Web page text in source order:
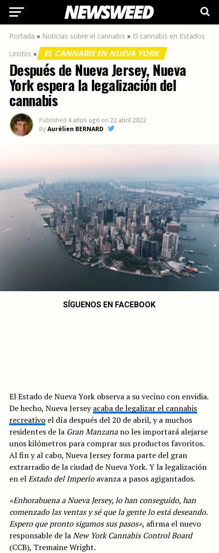
Portada » Noticias sobre el cannabis » El cannabis en Estados
Unidos » EL CANNABIS EN NUEVA YORK
Después de Nueva Jersey, Nueva
York espera la legalización del
cannabis
Published 4 años ago on 22 abril 2022
ByAurélien BERNARD
SÍGUENOS EN FACEBOOK
El Estado de Nueva York observa a su vecino con envidia.
De hecho, Nueva Jerseyacaba de legalizar el cannabis
recreativoel día después del 20 de abril, y a muchos
residentes de la Gran Manzanano les importará alejarse
unos kilómetros para comprar sus productos favoritos.
Al fin y al cabo, Nueva Jersey forma parte del gran
extrarradio de la ciudad de Nueva York. Y la legalización
en elEstado del Imperioavanza a pasos agigantados.
«Enhorabuena a Nueva Jersey, lo han conseguido, han
comenzado las ventas y sé que la gente lo está deseando.
Espero que pronto sigamos sus pasos», afirma el nuevo
responsable de laNew York Cannabis Control Board
(CCB), Tremaine Wright.
Ir a la versión móvil